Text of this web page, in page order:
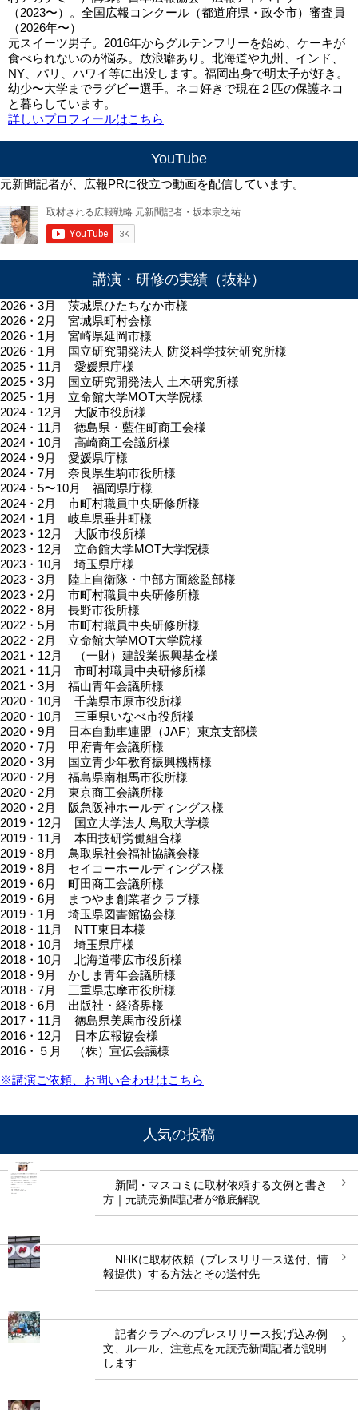
（2023〜）。全国広報コンクール（都道府県・政令市）審査員
（2026年〜）
元スイーツ男子。2016年からグルテンフリーを始め、ケーキが
食べられないのが悩み。放浪癖あり。北海道や九州、インド、
NY、パリ、ハワイ等に出没します。福岡出身で明太子が好き。
幼少〜大学までラグビー選手。ネコ好きで現在２匹の保護ネコ
と暮らしています。
詳しいプロフィールはこちら
YouTube
元新聞記者が、広報PRに役立つ動画を配信しています。
講演・研修の実績（抜粋）
2026・3月 茨城県ひたちなか市様
2026・2月 宮城県町村会様
2026・1月 宮崎県延岡市様
2026・1月 国立研究開発法人 防災科学技術研究所様
2025・11月 愛媛県庁様
2025・3月 国立研究開発法人 土木研究所様
2025・1月 立命館大学MOT大学院様
2024・12月 大阪市役所様
2024・11月 徳島県・藍住町商工会様
2024・10月 高崎商工会議所様
2024・9月 愛媛県庁様
2024・7月 奈良県生駒市役所様
2024・5〜10月 福岡県庁様
2024・2月 市町村職員中央研修所様
2024・1月 岐阜県垂井町様
2023・12月 大阪市役所様
2023・12月 立命館大学MOT大学院様
2023・10月 埼玉県庁様
2023・3月 陸上自衛隊・中部方面総監部様
2023・2月 市町村職員中央研修所様
2022・8月 長野市役所様
2022・5月 市町村職員中央研修所様
2022・2月 立命館大学MOT大学院様
2021・12月 （一財）建設業振興基金様
2021・11月 市町村職員中央研修所様
2021・3月 福山青年会議所様
2020・10月 千葉県市原市役所様
2020・10月 三重県いなべ市役所様
2020・9月 日本自動車連盟（JAF）東京支部様
2020・7月 甲府青年会議所様
2020・3月 国立青少年教育振興機構様
2020・2月 福島県南相馬市役所様
2020・2月 東京商工会議所様
2020・2月 阪急阪神ホールディングス様
2019・12月 国立大学法人 鳥取大学様
2019・11月 本田技研労働組合様
2019・8月 鳥取県社会福祉協議会様
2019・8月 セイコーホールディングス様
2019・6月 町田商工会議所様
2019・6月 まつやま創業者クラブ様
2019・1月 埼玉県図書館協会様
2018・11月 NTT東日本様
2018・10月 埼玉県庁様
2018・10月 北海道帯広市役所様
2018・9月 かしま青年会議所様
2018・7月 三重県志摩市役所様
2018・6月 出版社・経済界様
2017・11月 徳島県美馬市役所様
2016・12月 日本広報協会様
2016・５月 （株）宣伝会議様
※講演ご依頼、お問い合わせはこちら
人気の投稿
新聞・マスコミに取材依頼する文例と書き
方｜元読売新聞記者が徹底解説
NHKに取材依頼（プレスリリース送付、情
報提供）する方法とその送付先
記者クラブへのプレスリリース投げ込み例
文、ルール、注意点を元読売新聞記者が説明
します